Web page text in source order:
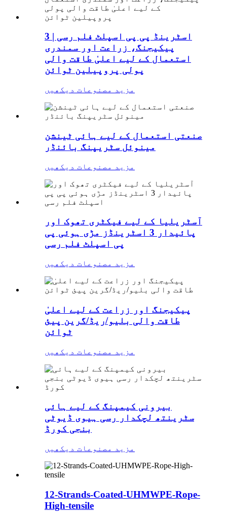
3 اسٹرینڈ پی پی اسپلٹ فلم رسی |
پیکیجنگ، زراعت اور سمندری
استعمال کے لیے اعلیٰ طاقت والی
پولی پروپیلین ٹوائن
مزید مصنوعات دیکھیں
صنعتی استعمال کے لیے ہائی ٹینشن
مینوئل سٹریپنگ بائنڈر
مزید مصنوعات دیکھیں
آسٹریلیا کے لیے فیکٹری تھوک اور
پائیدار 3 اسٹرینڈز مڑی ہوئی پی
پی اسپلٹ فلم رسی
مزید مصنوعات دیکھیں
پیکیجنگ اور زراعت کے لیے اعلیٰ
طاقت والی بلیو/ریڈ/گرین پیئ
ٹوائن
مزید مصنوعات دیکھیں
بیرونی کیمپنگ کے لیے ہائی
سٹرینتھ لچکدار رسی ہیوی ڈیوٹی
بنجی کورڈ
مزید مصنوعات دیکھیں
12-Strands-Coated-UHMWPE-Rope-
High-tensile